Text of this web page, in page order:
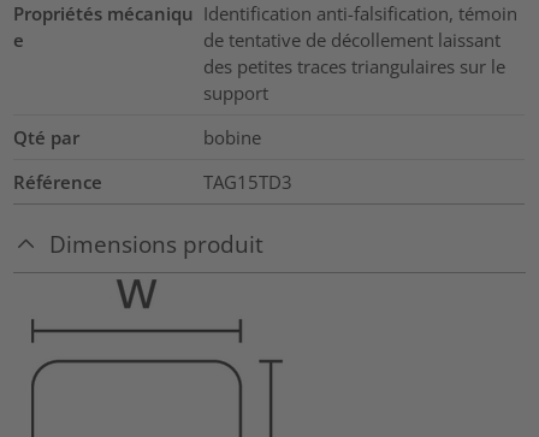
Propriétés mécaniqu
e
Identification anti-falsification, témoin
de tentative de décollement laissant
des petites traces triangulaires sur le
support
Qté par
bobine
Référence
TAG15TD3
Dimensions produit